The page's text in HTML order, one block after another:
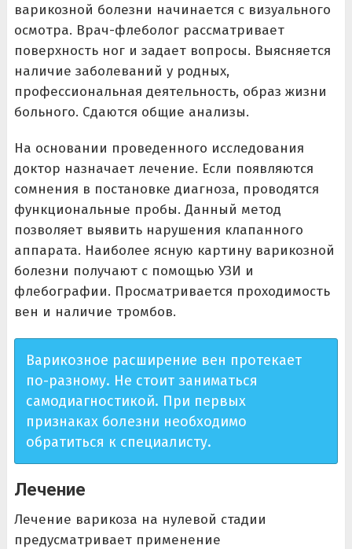
варикозной болезни начинается с визуального
осмотра. Врач-флеболог рассматривает
поверхность ног и задает вопросы. Выясняется
наличие заболеваний у родных,
профессиональная деятельность, образ жизни
больного. Сдаются общие анализы.
На основании проведенного исследования
доктор назначает лечение. Если появляются
сомнения в постановке диагноза, проводятся
функциональные пробы. Данный метод
позволяет выявить нарушения клапанного
аппарата. Наиболее ясную картину варикозной
болезни получают с помощью УЗИ и
флебографии. Просматривается проходимость
вен и наличие тромбов.
Варикозное расширение вен протекает
по-разному. Не стоит заниматься
самодиагностикой. При первых
признаках болезни необходимо
обратиться к специалисту.
Лечение
Лечение варикоза на нулевой стадии
предусматривает применение